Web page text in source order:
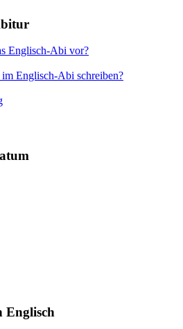
Englisch-Abi vor?
Englisch-Abi schreiben?
Englisch